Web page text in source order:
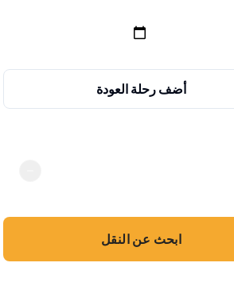
أضف رحلة العودة
ابحث عن النقل